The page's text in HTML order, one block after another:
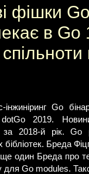
фішки Go
в Go
Go
2019.
за 2018-й рік. Go
бібліотек. Бреда
один Бреда про
для Go modules.